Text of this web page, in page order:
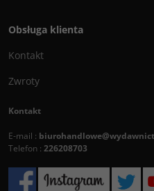
Obsługa klienta
Kontakt
Zwroty
Kontakt
E-mail :
Telefon : 226208703